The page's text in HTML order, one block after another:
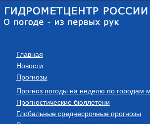
Главная
Новости
Прогнозы
Прогноз погоды на неделю по городам
Прогностические бюллетени
Глобальные среднесрочные прогнозы